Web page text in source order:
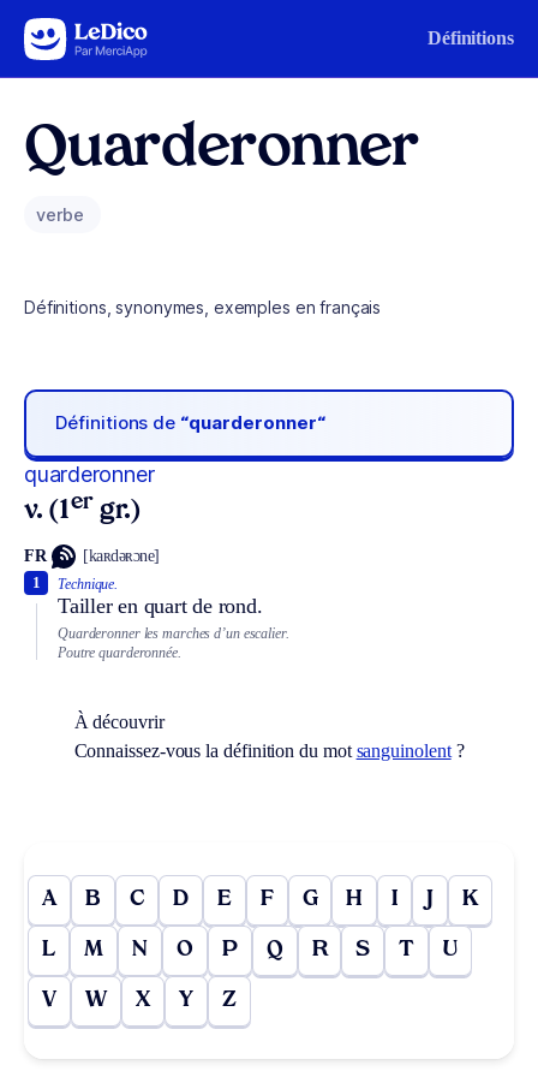
Aller au contenu Définitions
Quarderonner
verbe
Définitions, synonymes, exemples en français
Définitions de “quarderonner“
quarderonner
v. (1er gr.)
FR [kaʀdəʀɔne]
Technique.
Tailler en quart de rond.
1
Quarderonner les marches d’un escalier.
Poutre quarderonnée.
À découvrir
Connaissez-vous la définition du mot sanguinolent?
A B C D E F G H I J K
L M N O P Q R S T U
V W X Y Z